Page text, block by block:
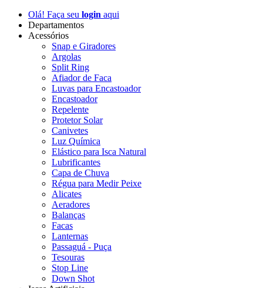
Olá! Faça seu login aqui
Departamentos
Acessórios
Snap e Giradores
Argolas
Split Ring
Afiador de Faca
Luvas para Encastoador
Encastoador
Repelente
Protetor Solar
Canivetes
Luz Química
Elástico para Isca Natural
Lubrificantes
Capa de Chuva
Régua para Medir Peixe
Alicates
Aeradores
Balanças
Facas
Lanternas
Passaguá - Puça
Tesouras
Stop Line
Down Shot